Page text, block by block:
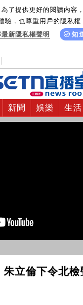
為了提供更好的閱讀內容
驗，也尊重用戶的隱私權
最新隱私權聲明
知
新聞 娛樂 生活
朱立倫下令北檢